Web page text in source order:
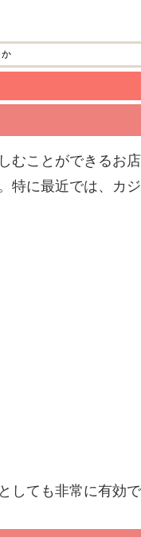
むことができるお
に最近では、カ
しても非常に有効で